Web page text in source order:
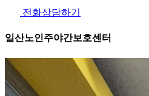
전화상담하기
일산노인주야간보호센터